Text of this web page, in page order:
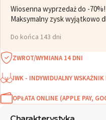
Wiosenna wyprzedaż do -70%!
Maksymalny zysk wyjątkowo
Do końca 143 dni
ZWROT/WYMIANA 14 DNI
IWK - INDYWIDUALNY
OPŁATA ONLINE (APPLE PAY,